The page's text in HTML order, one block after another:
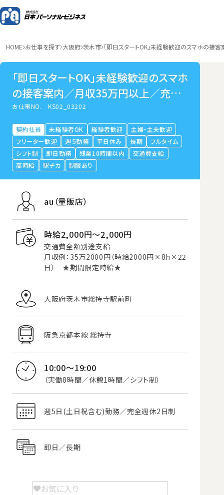
HOME お仕事を探す 大阪府 茨木市 「即日スタートOK」未経験歓迎のスマホの
「即日スタートOK」未経験歓迎のスマホ
の接客案内／月収35万円以上／充実
の研修体制総持寺
お仕事NO.KS02_03202
契約社員 未経験者OK 経験者歓迎
主婦・主夫歓迎
フリーター歓迎
週５勤務 平日休み 長期
フルタイム
シフト制
即日勤務 残業10時間以内
交通費支給
高時給
駅チカ 制服あり
au（量販店）
時給2,000円〜2,000円
交通費全額別途支給
月収例：35万2000円（時給2000円×8h×22
日） ★期間限定時給★
大阪府茨木市総持寺駅前町
阪急京都本線 総持寺
10:00～19:00
（実働8時間／休憩1時間／シフト制）
週5日(土日祝含む)勤務／完全週休2日制
即日／長期
お気に入り